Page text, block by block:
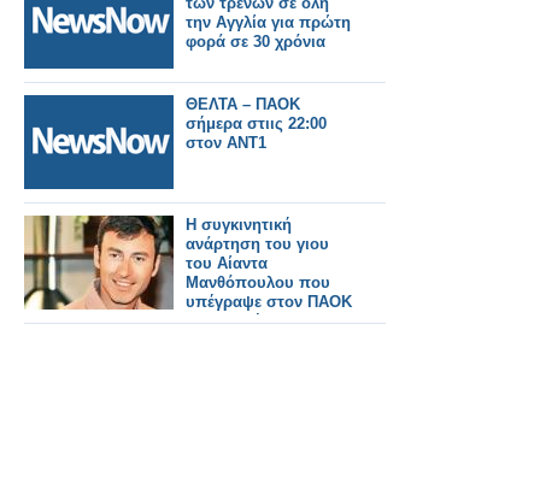
την Αγγλία για πρώτη
φορά σε 30 χρόνια
ΘΕΛΤΑ – ΠΑΟΚ
σήμερα στιις 22:00
στον ΑΝΤ1
Η συγκινητική
ανάρτηση του γιου
του Αίαντα
Μανθόπουλου που
υπέγραψε στον ΠΑΟΚ
και η αφιέρωση στον